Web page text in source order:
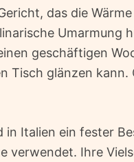
das die
Umarmung
geschäftigen
Tisch glänzen kann.
Italien ein fester
verwendet. Ihre